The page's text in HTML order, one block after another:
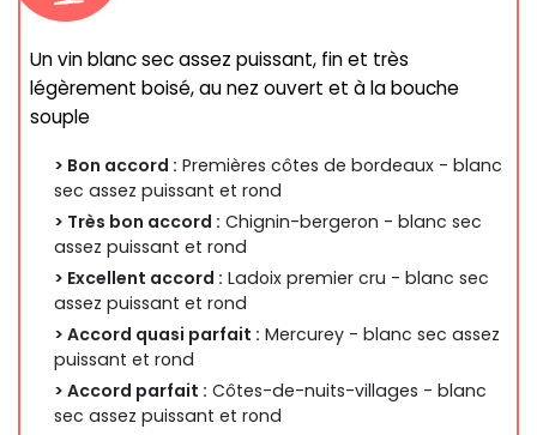
Un vin blanc sec assez puissant, fin et très
légèrement boisé, au nez ouvert et à la bouche
souple
> Bon accord : Premières côtes de bordeaux - blanc
sec assez puissant et rond
> Très bon accord : Chignin-bergeron - blanc sec
assez puissant et rond
> Excellent accord : Ladoix premier cru - blanc sec
assez puissant et rond
> Accord quasi parfait : Mercurey - blanc sec assez
puissant et rond
> Accord parfait : Côtes-de-nuits-villages - blanc
sec assez puissant et rond